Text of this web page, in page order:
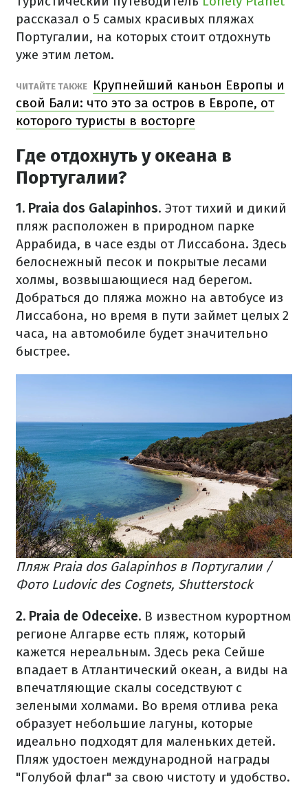
рассказал о 5 самых красивых пляжах
Португалии, на которых стоит отдохнуть
уже этим летом.
ЧИТАЙТЕ ТАКЖЕ
Крупнейший каньон Европы и
свой Бали: что это за остров в Европе, от
которого туристы в восторге
Где отдохнуть у океана в
Португалии?
1. Praia dos Galapinhos. Этот тихий и дикий
пляж расположен в природном парке
Аррабида, в часе езды от Лиссабона. Здесь
белоснежный песок и покрытые лесами
холмы, возвышающиеся над берегом.
Добраться до пляжа можно на автобусе из
Лиссабона, но время в пути займет целых 2
часа, на автомобиле будет значительно
быстрее.
Пляж Praia dos Galapinhos в Португалии /
Фото Ludovic des Cognets, Shutterstock
2. Praia de Odeceixe. В известном курортном
регионе Алгарве есть пляж, который
кажется нереальным. Здесь река Сейше
впадает в Атлантический океан, а виды на
впечатляющие скалы соседствуют с
зелеными холмами. Во время отлива река
образует небольшие лагуны, которые
идеально подходят для маленьких детей.
Пляж удостоен международной награды
"Голубой флаг" за свою чистоту и удобство.